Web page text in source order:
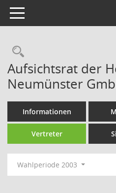
Toggle navigation
Aufsichtsrat der
Neumünster
Informationen
Vertreter
Wahlperiode 2003